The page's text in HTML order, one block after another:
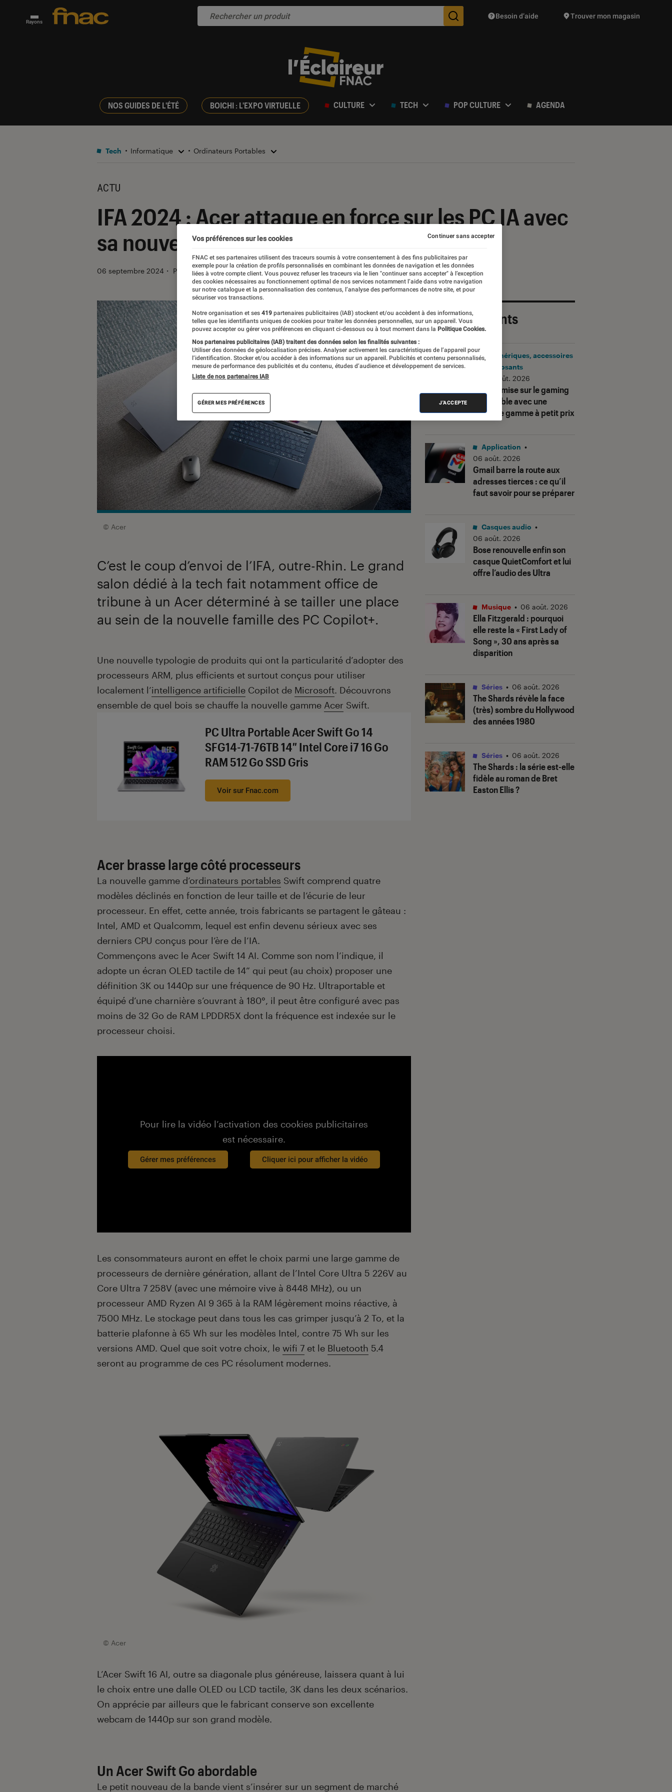
Rayons Des suggestions de produits vont vous être proposées
Besoin d’aide Trouver mon magasin
NOS GUIDES DE L'ÉTÉ BOICHI : L'EXPO VIRTUELLE CULTURE TECH POP CULTURE AGENDA
Tech Informatique Ordinateurs Portables
ACTU
IFA 2024 : Acer attaque en force sur les PC IA avec
sa nouvelle gamme Swift
06 septembre 2024 ・ Par Pierre Crochart
© Acer
C’est le coup d’envoi de l’IFA, outre-Rhin. Le grand
salon dédié à la tech fait notamment office de
tribune à un Acer déterminé à se tailler une place
au sein de la nouvelle famille des PC Copilot+.
Introduction
Une nouvelle typologie de produits qui ont la particularité d’adopter des
processeurs ARM, plus efficients et surtout conçus pour utiliser
localement l’intelligence artificielle Copilot de Microsoft. Découvrons
ensemble de quel bois se chauffe la nouvelle gamme Acer Swift.
PC Ultra Portable Acer Swift Go 14
SFG14-71-76TB 14″ Intel Core i7 16 Go
RAM 512 Go SSD Gris
Voir sur Fnac.com
Acer brasse large côté processeurs
La nouvelle gamme d’ordinateurs portables Swift comprend quatre
modèles déclinés en fonction de leur taille et de l’écurie de leur
processeur. En effet, cette année, trois fabricants se partagent le gâteau :
Intel, AMD et Qualcomm, lequel est enfin devenu sérieux avec ses
derniers CPU conçus pour l’ère de l’IA.
Commençons avec le Acer Swift 14 AI. Comme son nom l’indique, il
adopte un écran OLED tactile de 14” qui peut (au choix) proposer une
définition 3K ou 1440p sur une fréquence de 90 Hz. Ultraportable et
équipé d’une charnière s’ouvrant à 180°, il peut être configuré avec pas
moins de 32 Go de RAM LPDDR5X dont la fréquence est indexée sur le
processeur choisi.
Pour lire la vidéo l’activation des cookies publicitaires
est nécessaire.
Gérer mes préférences Cliquer ici pour afficher la vidéo
Les consommateurs auront en effet le choix parmi une large gamme de
processeurs de dernière génération, allant de l’Intel Core Ultra 5 226V au
Core Ultra 7 258V (avec une mémoire vive à 8448 MHz), ou un
processeur AMD Ryzen AI 9 365 à la RAM légèrement moins réactive, à
7500 MHz. Le stockage peut dans tous les cas grimper jusqu’à 2 To, et la
batterie plafonne à 65 Wh sur les modèles Intel, contre 75 Wh sur les
versions AMD. Quel que soit votre choix, le wifi 7 et le Bluetooth 5.4
seront au programme de ces PC résolument modernes.
© Acer
L’Acer Swift 16 AI, outre sa diagonale plus généreuse, laissera quant à lui
le choix entre une dalle OLED ou LCD tactile, 3K dans les deux scénarios.
On apprécie par ailleurs que le fabricant conserve son excellente
webcam de 1440p sur son grand modèle.
Un Acer Swift Go abordable
Le petit nouveau de la bande vient s’insérer sur un segment de marché
Les plus récents
Corsair mise sur le gaming
accessible avec une
nouvelle gamme à petit prix
Périphériques, accessoires
et composants
06 août. 2026
Gmail barre la route aux
adresses tierces : ce qu’il
faut savoir pour se préparer
Application •
06 août. 2026
Bose renouvelle enfin son
casque QuietComfort et lui
offre l’audio des Ultra
Casques audio •
06 août. 2026
Ella Fitzgerald : pourquoi
elle reste la « First Lady of
Song », 30 ans après sa
disparition
Musique • 06 août. 2026
The Shardsrévèle la face
(très) sombre du Hollywood
des années 1980
Séries • 06 août. 2026
The Shards: la série est-elle
fidèle au roman de Bret
Easton Ellis ?
Séries • 06 août. 2026
Vos préférences sur les cookies
FNAC et ses partenaires utilisent des traceurs soumis à votre consentement à des fins publicitaires par
exemple pour la création de profils personnalisés en combinant les données de navigation et les données
liées à votre compte client. Vous pouvez refuser les traceurs via le lien "continuer sans accepter" à l’exception
des cookies nécessaires au fonctionnement optimal de nos services notamment l’aide dans votre navigation
sur notre catalogue et la personnalisation des contenus, l’analyse des performances de notre site, et pour
sécuriser vos transactions.
Notre organisation et ses 419 partenaires publicitaires (IAB) stockent et/ou accèdent à des informations,
telles que les identifiants uniques de cookies pour traiter les données personnelles, sur un appareil. Vous
pouvez accepter ou gérer vos préférences en cliquant ci-dessous ou à tout moment dans la Politique Cookies.
Nos partenaires publicitaires (IAB) traitent des données selon les finalités suivantes :
Utiliser des données de géolocalisation précises. Analyser activement les caractéristiques de l’appareil pour
l’identification. Stocker et/ou accéder à des informations sur un appareil. Publicités et contenu personnalisés,
mesure de performance des publicités et du contenu, études d’audience et développement de services.
Liste de nos partenaires IAB
GÉRER MES PRÉFÉRENCES J'ACCEPTE
Continuer sans accepter